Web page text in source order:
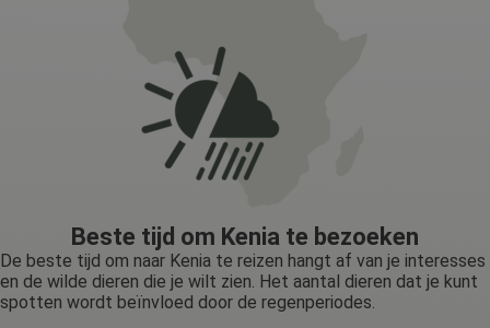
Beste tijd om Kenia te bezoeken
De beste tijd om naar Kenia te reizen hangt af van je interesses
en de wilde dieren die je wilt zien. Het aantal dieren dat je kunt
spotten wordt beïnvloed door de regenperiodes.